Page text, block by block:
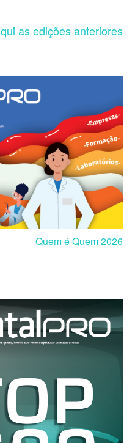
as edições anteriores
Quem é Quem 2026